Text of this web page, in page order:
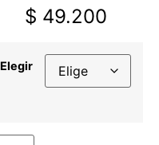
$ 49.200
Elegir